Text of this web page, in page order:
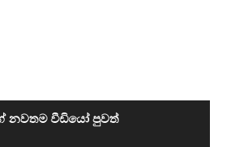
නවතම වීඩියෝ පුවත්